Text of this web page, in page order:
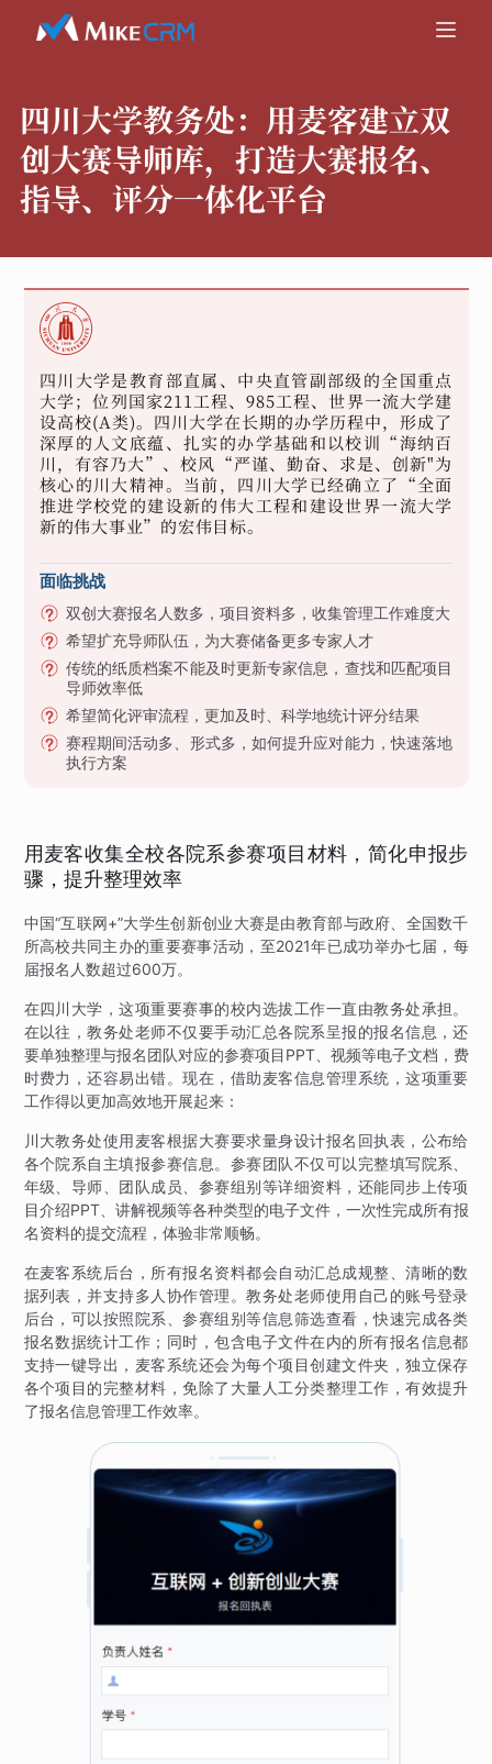
四川大学教务处： 用麦客建立双
创大赛导师库，打造大赛报名、
指导、评分一体化平台
四川大学是教育部直属、中央直管副部级的全国重点
大学；位列国家211工程、985工程、世界一流大学建
设高校(A类)。四川大学在长期的办学历程中，形成了
深厚的人文底蕴、扎实的办学基础和以校训“海纳百
川，有容乃大”、校风“严谨、勤奋、求是、创新"为
核心的川大精神。当前，四川大学已经确立了“全面
推进学校党的建设新的伟大工程和建设世界一流大学
新的伟大事业”的宏伟目标。
面临挑战
双创大赛报名人数多，项目资料多，收集管理工作难度大
希望扩充导师队伍，为大赛储备更多专家人才
传统的纸质档案不能及时更新专家信息，查找和匹配项目
导师效率低
希望简化评审流程，更加及时、科学地统计评分结果
赛程期间活动多、形式多，如何提升应对能力，快速落地
执行方案
用麦客收集全校各院系参赛项目材料，简化申报步
骤，提升整理效率
中国“互联网+”大学生创新创业大赛是由教育部与政府、全国数千
所高校共同主办的重要赛事活动，至2021年已成功举办七届，每
届报名人数超过600万。
在四川大学，这项重要赛事的校内选拔工作一直由教务处承担。
在以往，教务处老师不仅要手动汇总各院系呈报的报名信息，还
要单独整理与报名团队对应的参赛项目PPT、视频等电子文档，费
时费力，还容易出错。现在，借助麦客信息管理系统，这项重要
工作得以更加高效地开展起来：
川大教务处使用麦客根据大赛要求量身设计报名回执表，公布给
各个院系自主填报参赛信息。参赛团队不仅可以完整填写院系、
年级、导师、团队成员、参赛组别等详细资料，还能同步上传项
目介绍PPT、讲解视频等各种类型的电子文件，一次性完成所有报
名资料的提交流程，体验非常顺畅。
在麦客系统后台，所有报名资料都会自动汇总成规整、清晰的数
据列表，并支持多人协作管理。教务处老师使用自己的账号登录
后台，可以按照院系、参赛组别等信息筛选查看，快速完成各类
报名数据统计工作；同时，包含电子文件在内的所有报名信息都
支持一键导出，麦客系统还会为每个项目创建文件夹，独立保存
各个项目的完整材料，免除了大量人工分类整理工作，有效提升
了报名信息管理工作效率。